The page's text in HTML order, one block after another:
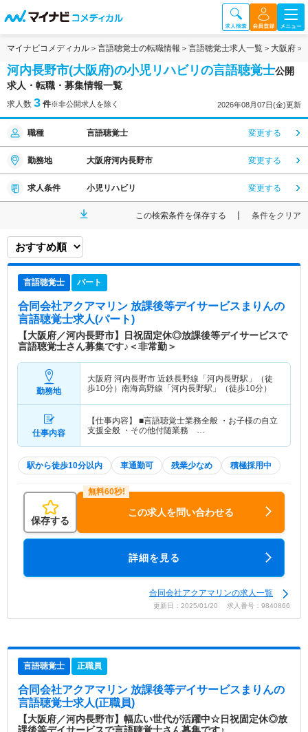
マイナビコメディカル 言語聴覚士の転職情報 言語聴覚士求人一覧 大阪府
河内長野市(大阪府)の小児リハビリの言語聴覚士公開
求人・転職・募集情報一覧
求人数 3 件※非公開求人を除く 2026年08月07日(金)更新
職種 言語聴覚士 変更する
勤務地 大阪府河内長野市 変更する
求人条件 小児リハビリ 変更する
この検索条件を保存する 条件をクリア
言語聴覚士 パート
合同会社アクアマリン 放課後等デイサービスまりんの
言語聴覚士求人(パート)
【大阪府／河内長野市】日祝固定休◎放課後等デイサービスで
言語聴覚士さん募集です♪＜非常勤＞
勤務地
大阪府 河内長野市 近鉄長野線「河内長野駅」（徒
歩10分）南海高野線「河内長野駅」（徒歩10分）
仕事内容
【仕事内容】 ■言語聴覚士業務全般 ・お子様の自立
支援全般 ・その他付随業務 …
駅から徒歩10分以内 車通勤可 残業少なめ 積極採用中
保存する
この求人を問い合わせる
詳細を見る
合同会社アクアマリンの求人一覧
更新日：2025/01/20 求人番号：9840866
言語聴覚士 正職員
合同会社アクアマリン 放課後等デイサービスまりんの
言語聴覚士求人(正職員)
【大阪府／河内長野市】幅広い世代が活躍中☆日祝固定休◎放